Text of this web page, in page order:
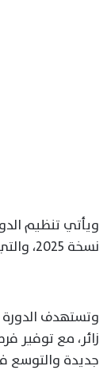
ويأتي تنظيم
نسخة 2025، والتي شهدت حضور أكثر من 10 آلاف زائر .
زائر، مع توفير
جديدة والتوسع